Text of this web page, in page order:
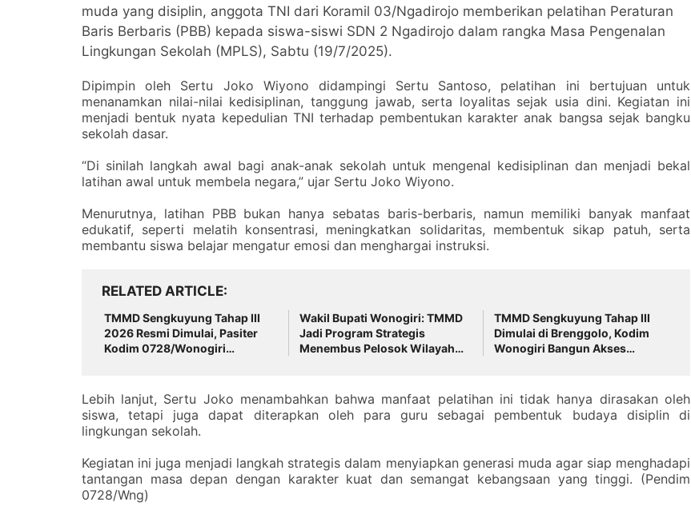
muda yang disiplin, anggota TNI dari Koramil 03/Ngadirojo memberikan pelatihan Peraturan
Baris Berbaris (PBB) kepada siswa-siswi SDN 2 Ngadirojo dalam rangka Masa Pengenalan
Lingkungan Sekolah (MPLS), Sabtu (19/7/2025).
Dipimpin oleh Sertu Joko Wiyono didampingi Sertu Santoso, pelatihan ini bertujuan untuk
menanamkan nilai-nilai kedisiplinan, tanggung jawab, serta loyalitas sejak usia dini. Kegiatan ini
menjadi bentuk nyata kepedulian TNI terhadap pembentukan karakter anak bangsa sejak bangku
sekolah dasar.
“Di sinilah langkah awal bagi anak-anak sekolah untuk mengenal kedisiplinan dan menjadi bekal
latihan awal untuk membela negara,” ujar Sertu Joko Wiyono.
Menurutnya, latihan PBB bukan hanya sebatas baris-berbaris, namun memiliki banyak manfaat
edukatif, seperti melatih konsentrasi, meningkatkan solidaritas, membentuk sikap patuh, serta
membantu siswa belajar mengatur emosi dan menghargai instruksi.
RELATED ARTICLE
TMMD Sengkuyung Tahap III
2026 Resmi Dimulai, Pasiter
Kodim 0728/Wonogiri
Perkuat Kemanunggalan TNI-
Rakyat
Wakil Bupati Wonogiri: TMMD
Jadi Program Strategis
Menembus Pelosok Wilayah
TMMD Sengkuyung Tahap III
Dimulai di Brenggolo, Kodim
Wonogiri Bangun Akses
Lebih lanjut, Sertu Joko menambahkan bahwa manfaat pelatihan ini tidak hanya dirasakan oleh
siswa, tetapi juga dapat diterapkan oleh para guru sebagai pembentuk budaya disiplin di
lingkungan sekolah.
Kegiatan ini juga menjadi langkah strategis dalam menyiapkan generasi muda agar siap menghadapi
tantangan masa depan dengan karakter kuat dan semangat kebangsaan yang tinggi. (Pendim
0728/Wng)